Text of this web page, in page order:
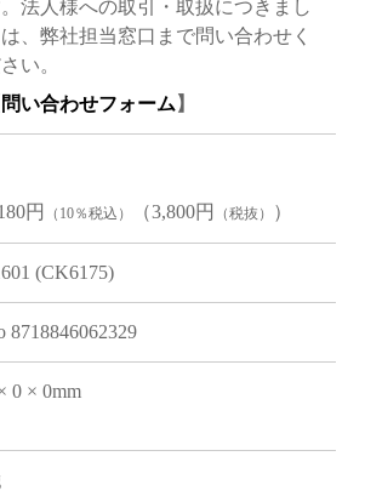
法人様への取引・取扱につきまし
、弊社担当窓口まで問い合わせく
い。
問い合わせフォーム 】
円 （10％税込） （3,800円 （税抜） ）
(CK6175)
8718846062329
0 × 0mm